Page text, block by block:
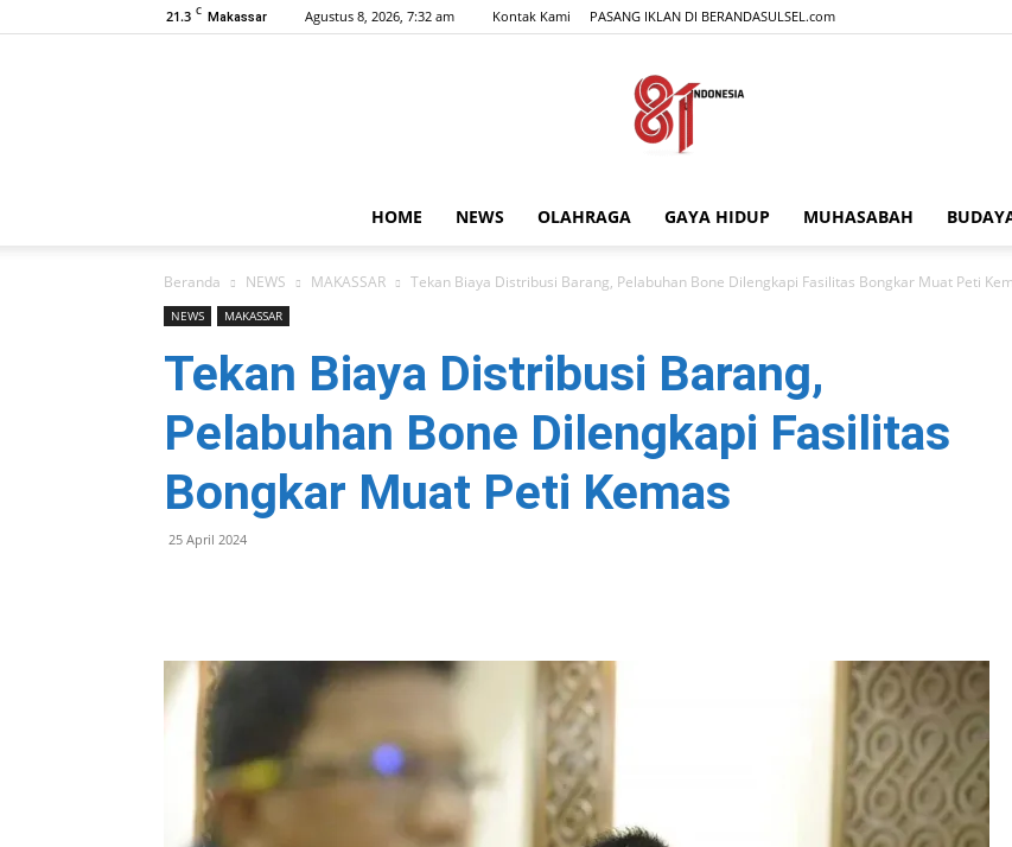
21.3 C Makassar Agustus 8, 2026, 7:32 am Kontak Kami PASANG IKLAN DI BERANDASULSEL.com
HOME NEWS OLAHRAGA GAYA HIDUP MUHASABAH
Beranda NEWS MAKASSAR Tekan Biaya Distribusi Barang, Pelabuhan Bone Dilengkapi Fasilitas Bongkar Muat Peti
NEWS MAKASSAR
Tekan Biaya Distribusi Barang,
Pelabuhan Bone Dilengkapi Fasilitas
Bongkar Muat Peti Kemas
25 April 2024